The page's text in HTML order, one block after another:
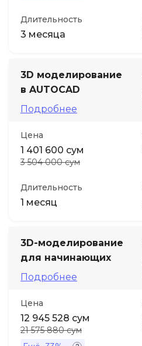
Длительность
3 месяца
3D моделирование
в AUTOCAD
Подробнее
Цена
1 401 600 сум
3 504 000 сум
Длительность
1 месяц
3D-моделирование
для начинающих
Подробнее
Цена
12 945 528 сум
21 575 880 сум